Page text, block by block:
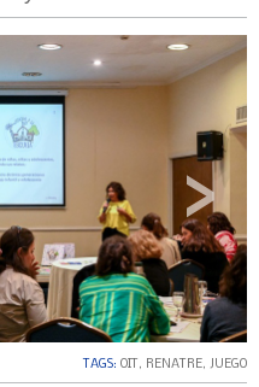
›
TAGS: OIT , RENATRE, JUEGO